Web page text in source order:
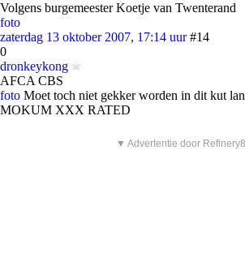
Volgens burgemeester Koetje van Twenterand
foto
zaterdag 13 oktober 2007, 17:14 uur #14
0
dronkeykong
AFCA CBS
foto Moet toch niet gekker worden in dit kut
MOKUM XXX RATED
▼ Advertentie door